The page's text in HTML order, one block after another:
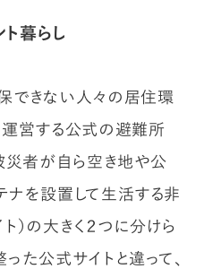
暮らし
できない人々の居住環
運営する公式の避難所
災者が自ら空き地や公
ナを設置して生活する非
）の大きく２つに分けら
た公式サイトと違って、